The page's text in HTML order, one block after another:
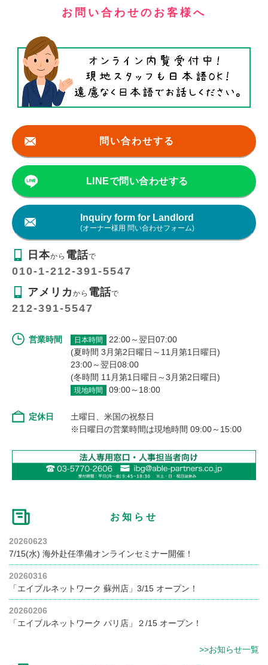
お問い合わせのお客様へ
問い合わせする
LINEで問い合わせする
Inquiry form for Landlord
(オーナー様用 問い合わせフォーム)
日本から 電話で
010-1-212-391-5547
アメリカから 電話で
212-391-5547
営業時間 日本時間
22:00～翌日07:00
(夏時間 3月第2日曜日～11月第1日曜日)
23:00～翌日08:00
(冬時間 11月第1日曜日～3月第2日曜日)
現地時間 09:00～18:00
定休日
土曜日、米国の祝祭日
※日曜日の営業時間は現地時間 09:00～15:00
お知らせ
20260623
7/15(水) 海外赴任準備オンラインセミナー開催！
20260316
「エイブルネットワーク 蘇州店」3/15 オープン！
20260206
「エイブルネットワーク パリ店」２/15 オープン！
>>お知らせ一覧